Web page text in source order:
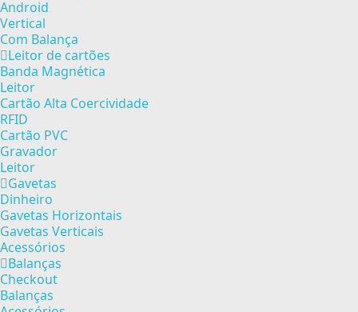
Android
Vertical
Com Balança
Leitor de cartões
Banda Magnética
Leitor
Cartão Alta Coercividade
RFID
Cartão PVC
Gravador
Leitor
Gavetas
Dinheiro
Gavetas Horizontais
Gavetas Verticais
Acessórios
Balanças
Checkout
Balanças